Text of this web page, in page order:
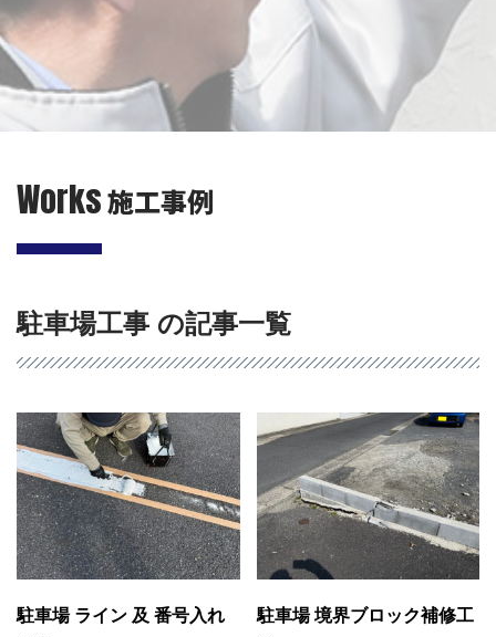
会社概要
施工事例
Works施工事例
駐車場工事 の記事一覧
駐車場 ライン 及 番号入れ
駐車場 境界ブロック補修工